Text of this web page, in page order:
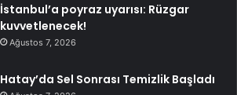
İstanbul’a poyraz uyarısı: Rüzgar
kuvvetlenecek!
Ağustos 7, 2026
Hatay’da Sel Sonrası Temizlik Başladı